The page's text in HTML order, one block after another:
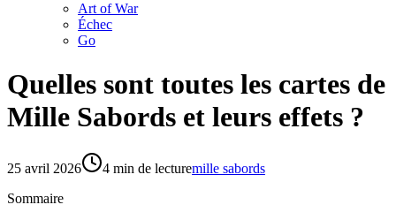
Art of War
Échec
Go
Quelles sont toutes les cartes de
Mille Sabords et leurs effets ?
25 avril 2026 4 min de lecturemille sabords
Sommaire